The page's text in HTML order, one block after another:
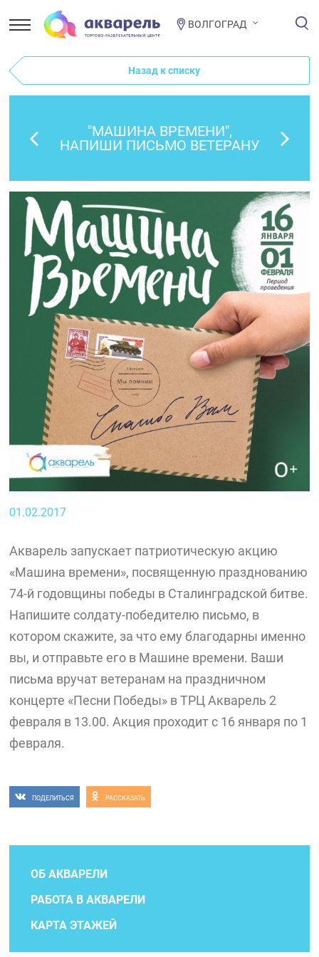
ВОЛГОГРАД
Назад к списку
"МАШИНА ВРЕМЕНИ",
НАПИШИ ПИСЬМО ВЕТЕРАНУ
01.02.2017
Акварель запускает патриотическую акцию
«Машина времени», посвященную празднованию
74-й годовщины победы в Сталинградской битве.
Напишите солдату-победителю письмо, в
котором скажите, за что ему благодарны именно
вы, и отправьте его в Машине времени. Ваши
письма вручат ветеранам на праздничном
концерте «Песни Победы» в ТРЦ Акварель 2
февраля в 13.00. Акция проходит с 16 января по 1
февраля.
ПОДЕЛИТЬСЯ РАССКАЗАТЬ
ОБ АКВАРЕЛИ
РАБОТА В АКВАРЕЛИ
КАРТА ЭТАЖЕЙ